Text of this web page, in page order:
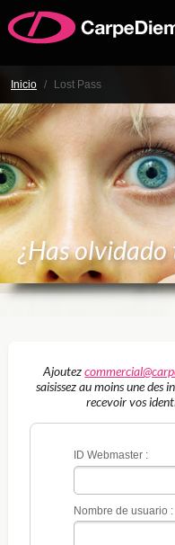
Inicio / Lost Pass
¿Has
Ajoutez
saisissez au moins une des
recevoir vos
ID Webmaster :
Nombre de usuario :